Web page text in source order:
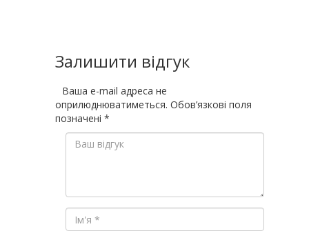
Залишити відгук
Ваша e-mail адреса не
оприлюднюватиметься. Обов’язкові поля
позначені *